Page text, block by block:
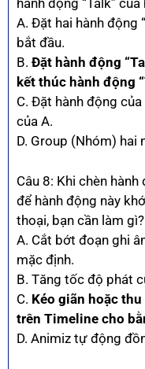
hành động “Talk”
A. Đặt hai hành động
bắt đầu.
B. Đặt hành động
kết thúc hành động
C. Đặt hành động
của A.
D. Group (Nhóm) hai
Câu 8: Khi chèn hành
để hành động này
thoại, bạn cần làm gì?
A. Cắt bớt đoạn ghi
mặc định.
B. Tăng tốc độ phát
C. Kéo giãn hoặc
trên Timeline cho
D. Animiz tự động